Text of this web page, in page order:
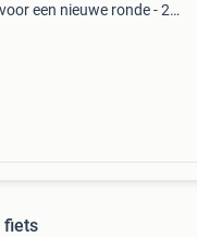
een nieuwe ronde - 22
fiets